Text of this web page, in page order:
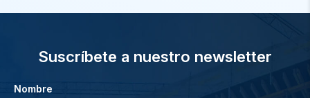
Suscríbete a nuestro newsletter
Nombre